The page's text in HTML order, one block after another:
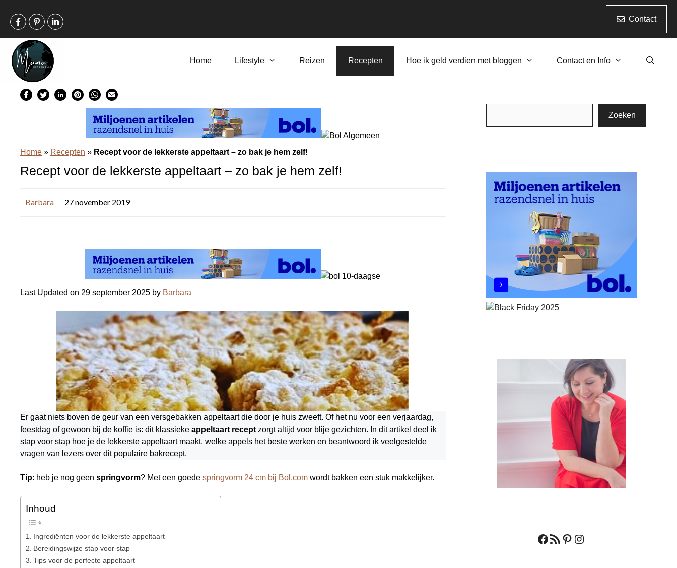
naar
inhoud
Contact
Home Lifestyle Reizen Recepten Hoe ik geld verdien met bloggen Contact en Info
Home » Recepten » Recept voor de lekkerste appeltaart – zo bak je hem zelf!
Recept voor de lekkerste appeltaart – zo bak je hem zelf!
Barbara 27 november 2019
Last Updated on 29 september 2025 by Barbara
Er gaat niets boven de geur van een versgebakken appeltaart die door je huis zweeft. Of het nu voor een verjaardag,
feestdag of gewoon bij de koffie is: dit klassieke appeltaart recept zorgt altijd voor blije gezichten. In dit artikel deel ik
stap voor stap hoe je de lekkerste appeltaart maakt, welke appels het beste werken en beantwoord ik veelgestelde
vragen van lezers over dit populaire bakrecept.
Tip: heb je nog geen springvorm? Met een goede springvorm 24 cm bij Bol.com wordt bakken een stuk makkelijker.
Inhoud
Ingrediënten voor de lekkerste appeltaart
Bereidingswijze stap voor stap
Tips voor de perfecte appeltaart
Zoeken
Facebook
RSS feedPinterest
Instagram